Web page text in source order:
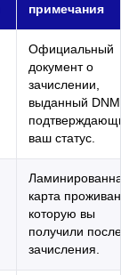
примечания
Официальный
документ о
зачислении,
выданный
ваш статус.
карта
которую вы
получили после
зачисления.